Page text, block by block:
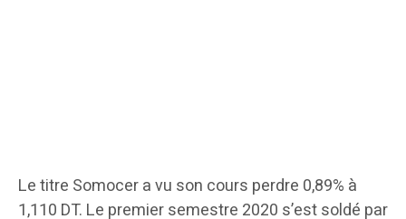
Le titre Somocer a vu son cours perdre 0,89% à
1,110 DT. Le premier semestre 2020 s’est soldé par